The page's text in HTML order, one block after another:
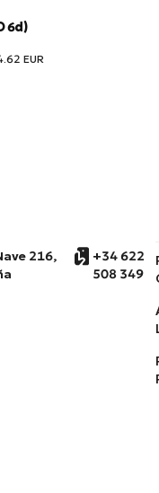
6d)
EUR
216,
+34 622
508 349